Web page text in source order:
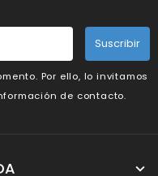
Suscribir
Por ello, lo invitamos
de contacto.